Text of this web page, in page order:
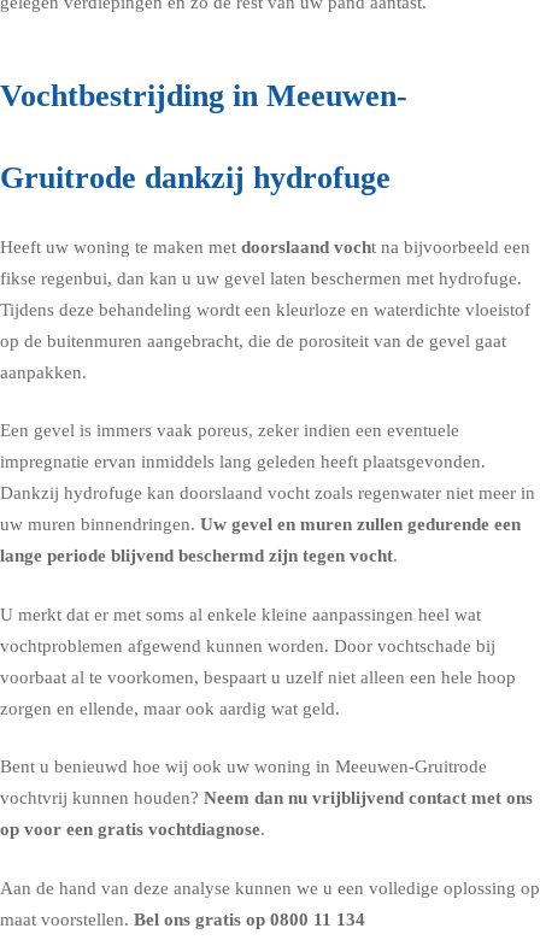
Vochtbestrijding in Meeuwen-
Gruitrode dankzij hydrofuge
Heeft uw woning te maken met doorslaand vocht na bijvoorbeeld een
fikse regenbui, dan kan u uw gevel laten beschermen met hydrofuge.
Tijdens deze behandeling wordt een kleurloze en waterdichte vloeistof
op de buitenmuren aangebracht, die de porositeit van de gevel gaat
aanpakken.
Een gevel is immers vaak poreus, zeker indien een eventuele
impregnatie ervan inmiddels lang geleden heeft plaatsgevonden.
Dankzij hydrofuge kan doorslaand vocht zoals regenwater niet meer in
uw muren binnendringen. Uw gevel en muren zullen gedurende een
lange periode blijvend beschermd zijn tegen vocht.
U merkt dat er met soms al enkele kleine aanpassingen heel wat
vochtproblemen afgewend kunnen worden. Door vochtschade bij
voorbaat al te voorkomen, bespaart u uzelf niet alleen een hele hoop
zorgen en ellende, maar ook aardig wat geld.
Bent u benieuwd hoe wij ook uw woning in Meeuwen-Gruitrode
vochtvrij kunnen houden? Neem dan nu vrijblijvend contact met ons
op voor een gratis vochtdiagnose.
Aan de hand van deze analyse kunnen we u een volledige oplossing op
maat voorstellen. Bel ons gratis op 0800 11 134